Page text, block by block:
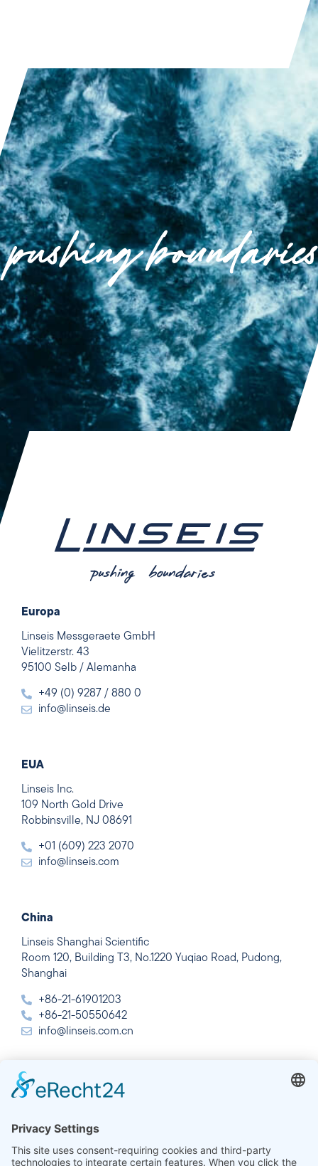
Europa
Linseis Messgeraete GmbH
Vielitzerstr. 43
95100 Selb / Alemanha
+49 (0) 9287 / 880 0
info@linseis.de
EUA
Linseis Inc.
109 North Gold Drive
Robbinsville, NJ 08691
+01 (609) 223 2070
info@linseis.com
China
Linseis Shanghai Scientific
Room 120, Building T3, No.1220 Yuqiao Road, Pudong,
Shanghai
+86-21-61901203
+86-21-50550642
info@linseis.com.cn
Índia
Plot 65, 2nd Floor, Sai Enclave,